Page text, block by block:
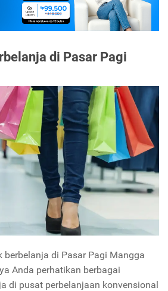
di Pasar Pagi
berbelanja di Pasar Pagi Mangga
Anda perhatikan berbagai
di pusat perbelanjaan konvensional